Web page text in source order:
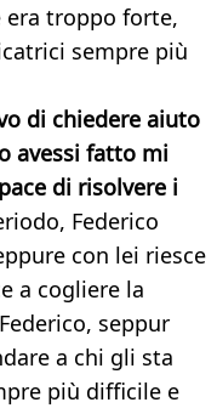
era troppo forte,
sempre più
di chiedere aiuto
avessi fatto mi
di risolvere i
Federico
con lei riesce
a cogliere la
seppur
a chi gli sta
più difficile e